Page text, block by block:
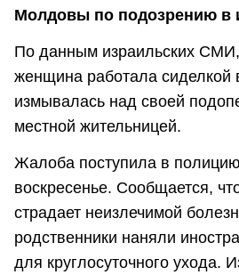
Молдовы по подозрению в
По данным израильских
женщина работала сиделкой
измывалась над своей
местной жительницей.
Жалоба поступила в
воскресенье. Сообщается,
страдает неизлечимой
родственники наняли
для круглосуточного ухода.